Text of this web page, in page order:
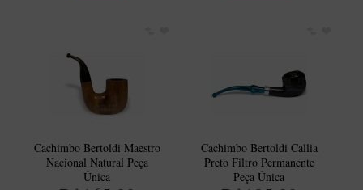
Suporte Redondo
Suporte Retangular
Cachimbos com Anel
Cachimbos Mini
Cachimbo Bertoldi Maestro
Nacional Natural Peça
Única
Cachimbo Bertoldi Callia
Preto Filtro Permanente
Peça Única